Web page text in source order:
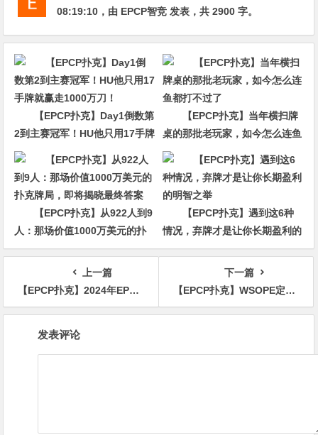
08:19:10 ，由 EPCP智竞 发表，共 2900 字。
【EPCP扑克】Day1倒数第
2到主赛冠军！HU他只用17手牌
就赢走1000万刀！
【EPCP扑克】当年横扫牌
桌的那批老玩家，如今怎么连鱼
都打不过了
【EPCP扑克】从922人到9
人：那场价值1000万美元的扑
克牌局，即将揭晓最终答案
【EPCP扑克】遇到这6种
情况，弃牌才是让你长期盈利的
明智之举
上一篇
【EPCP扑克】2024年EPT蒙特卡洛站将于4月24日举行
下一篇
【EPCP扑克】WSOPE定档九月，包含15场金手链赛事，主赛保底500万欧元！
发表评论